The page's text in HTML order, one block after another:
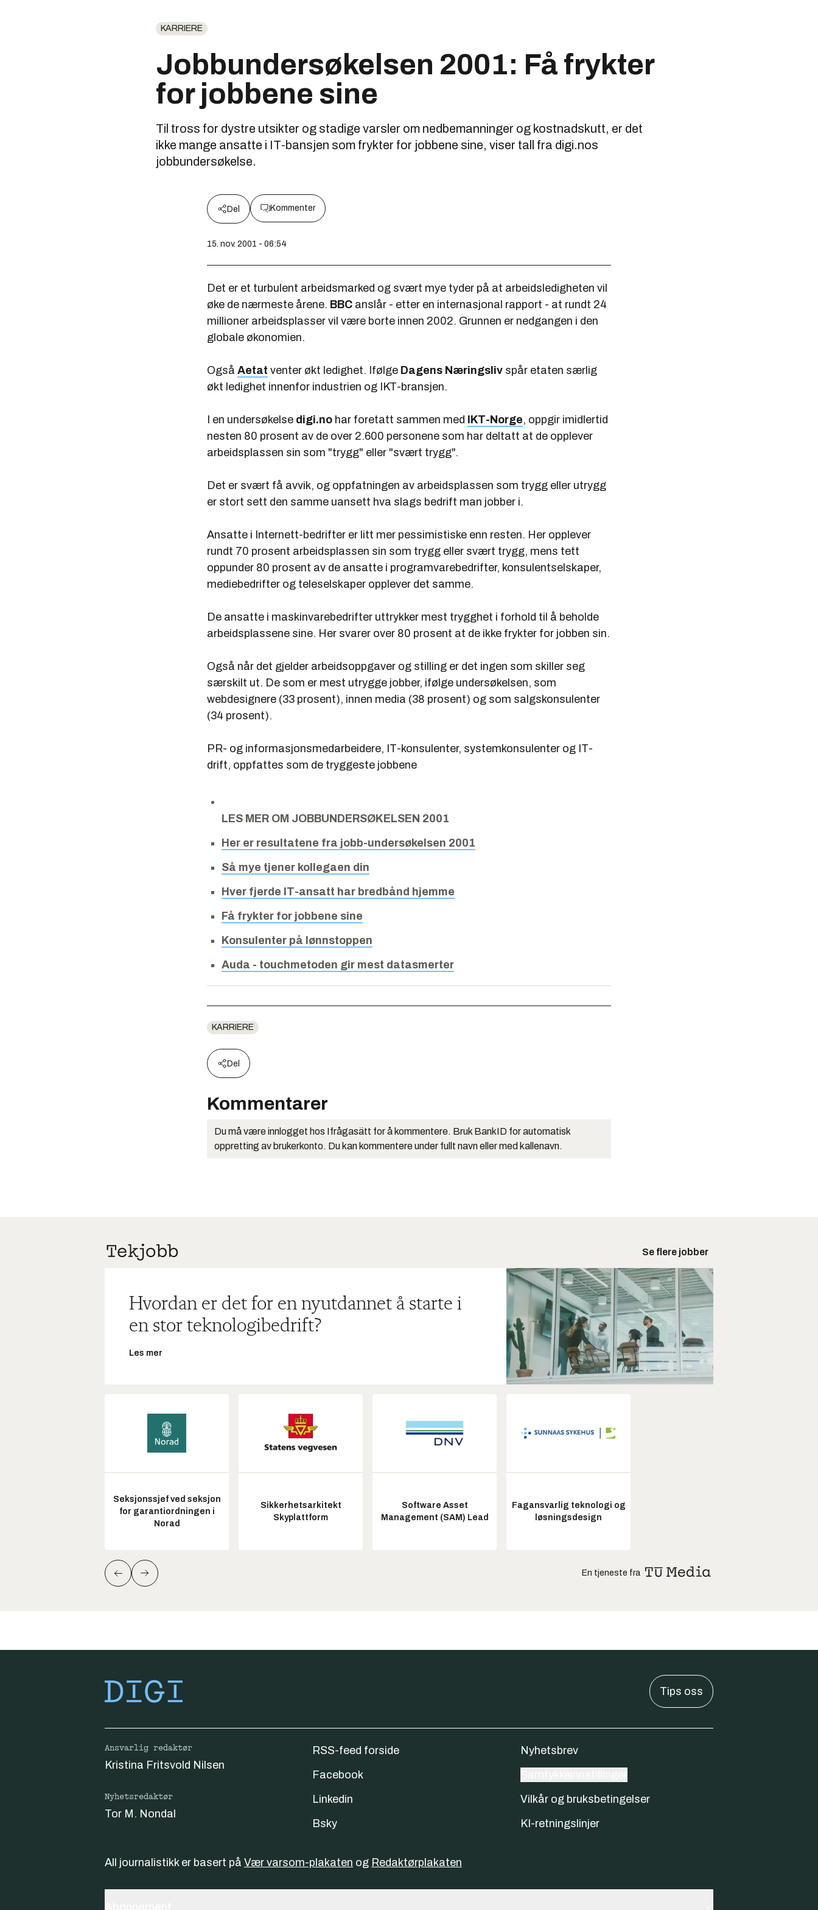
KARRIERE
Jobbundersøkelsen 2001: Få frykter
for jobbene sine
Til tross for dystre utsikter og stadige varsler om nedbemanninger og kostnadskutt, er det
ikke mange ansatte i IT-bansjen som frykter for jobbene sine, viser tall fra digi.nos
jobbundersøkelse.
Del Kommenter
15. nov. 2001 - 06:54
Det er et turbulent arbeidsmarked og svært mye tyder på at arbeidsledigheten vil
øke de nærmeste årene. BBC anslår - etter en internasjonal rapport - at rundt 24
millioner arbeidsplasser vil være borte innen 2002. Grunnen er nedgangen i den
globale økonomien.
Også Aetat venter økt ledighet. Ifølge Dagens Næringsliv spår etaten særlig
økt ledighet innenfor industrien og IKT-bransjen.
I en undersøkelse digi.no har foretatt sammen med IKT-Norge, oppgir imidlertid
nesten 80 prosent av de over 2.600 personene som har deltatt at de opplever
arbeidsplassen sin som "trygg" eller "svært trygg".
Det er svært få avvik, og oppfatningen av arbeidsplassen som trygg eller utrygg
er stort sett den samme uansett hva slags bedrift man jobber i.
Ansatte i Internett-bedrifter er litt mer pessimistiske enn resten. Her opplever
rundt 70 prosent arbeidsplassen sin som trygg eller svært trygg, mens tett
oppunder 80 prosent av de ansatte i programvarebedrifter, konsulentselskaper,
mediebedrifter og teleselskaper opplever det samme.
De ansatte i maskinvarebedrifter uttrykker mest trygghet i forhold til å beholde
arbeidsplassene sine. Her svarer over 80 prosent at de ikke frykter for jobben sin.
Også når det gjelder arbeidsoppgaver og stilling er det ingen som skiller seg
særskilt ut. De som er mest utrygge jobber, ifølge undersøkelsen, som
webdesignere (33 prosent), innen media (38 prosent) og som salgskonsulenter
(34 prosent).
PR- og informasjonsmedarbeidere, IT-konsulenter, systemkonsulenter og IT-
drift, oppfattes som de tryggeste jobbene
LES MER OM JOBBUNDERSØKELSEN 2001
Her er resultatene fra jobb-undersøkelsen 2001
Så mye tjener kollegaen din
Hver fjerde IT-ansatt har bredbånd hjemme
Få frykter for jobbene sine
Konsulenter på lønnstoppen
Auda - touchmetoden gir mest datasmerter
KARRIERE
Del
Kommentarer
Du må være innlogget hos Ifrågasätt for å kommentere. Bruk BankID for automatisk
oppretting av brukerkonto. Du kan kommentere under fullt navn eller med kallenavn.
Se flere jobber
Hvordan er det for en nyutdannet å starte i
en stor teknologibedrift?
Les mer
Seksjonssjef ved seksjon
for garantiordningen i
Norad
Sikkerhetsarkitekt
Skyplattform
Software Asset
Management (SAM) Lead
Fagansvarlig teknologi og
løsningsdesign
En tjeneste fra
Tips oss
Ansvarlig redaktør
Kristina Fritsvold Nilsen
Nyhetsredaktør
Tor M. Nondal
RSS-feed forside
Facebook
Linkedin
Bsky
Nyhetsbrev
Vilkår og bruksbetingelser
KI-retningslinjer
All journalistikk er basert på Vær varsom-plakaten og Redaktørplakaten